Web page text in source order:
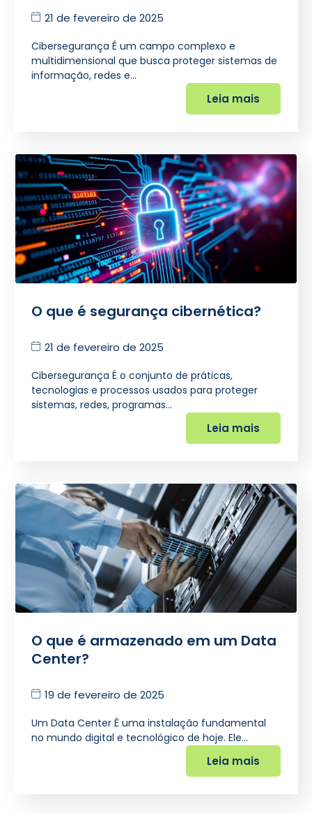
21 de fevereiro de 2025
Cibersegurança É um campo complexo e
multidimensional que busca proteger sistemas de
informação, redes e…
Leia mais
O que é segurança cibernética?
21 de fevereiro de 2025
Cibersegurança É o conjunto de práticas,
tecnologias e processos usados para proteger
sistemas, redes, programas…
Leia mais
O que é armazenado em um Data
Center?
19 de fevereiro de 2025
Um Data Center É uma instalação fundamental
no mundo digital e tecnológico de hoje. Ele…
Leia mais